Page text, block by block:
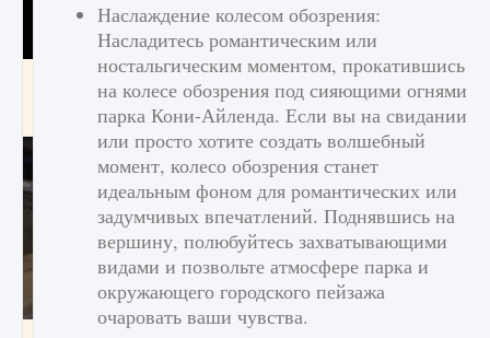
Как получить Thunder Egg в Stardew Valley
9 августа 2024 1 244 0 0
Наслаждение колесом обозрения:
Насладитесь романтическим или
ностальгическим моментом, прокатившись
на колесе обозрения под сияющими огнями
парка Кони-Айленда. Если вы на свидании
или просто хотите создать волшебный
момент, колесо обозрения станет
идеальным фоном для романтических или
задумчивых впечатлений. Поднявшись на
вершину, полюбуйтесь захватывающими
видами и позвольте атмосфере парка и
окружающего городского пейзажа
очаровать ваши чувства.